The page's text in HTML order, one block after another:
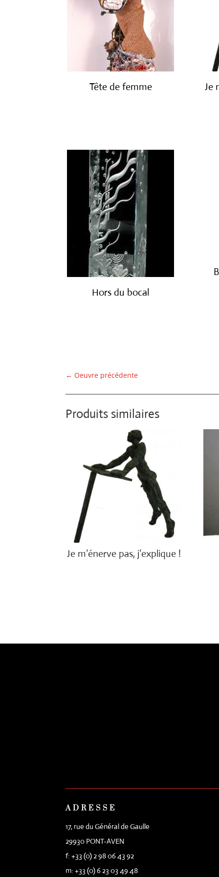
Tête de femme
Je
Hors du bocal
←Oeuvre précédente
Produits similaires
Je m’énerve pas, j’explique !
ADRESSE
17, rue du Général de Gaulle
29930 PONT-AVEN
f: +33 (0) 2 98 06 43 92
m: +33 (0) 6 23 03 49 48